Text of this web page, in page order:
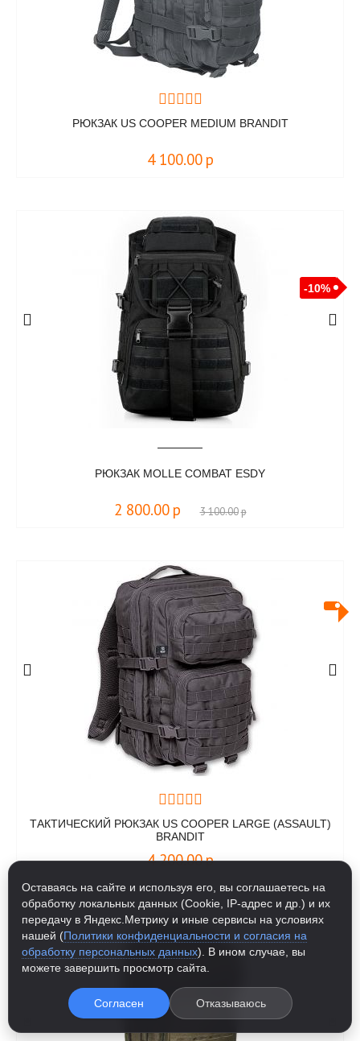
РЮКЗАК US COOPER MEDIUM BRANDIT
4 100.00 р
-10%
РЮКЗАК MOLLE COMBAT ESDY
2 800.00 р 3 100.00р
ТАКТИЧЕСКИЙ РЮКЗАК US COOPER LARGE (ASSAULT)
BRANDIT
4 200.00р
Оставаясь на сайте и используя его, вы соглашаетесь на
обработку локальных данных (Cookie, IP-адрес и др.) и их
передачу в Яндекс.Метрику и иные сервисы на условиях
нашей (Политики конфиденциальности и согласия на
обработку персональных данных). В ином случае, вы
можете завершить просмотр сайта.
Согласен Отказываюсь